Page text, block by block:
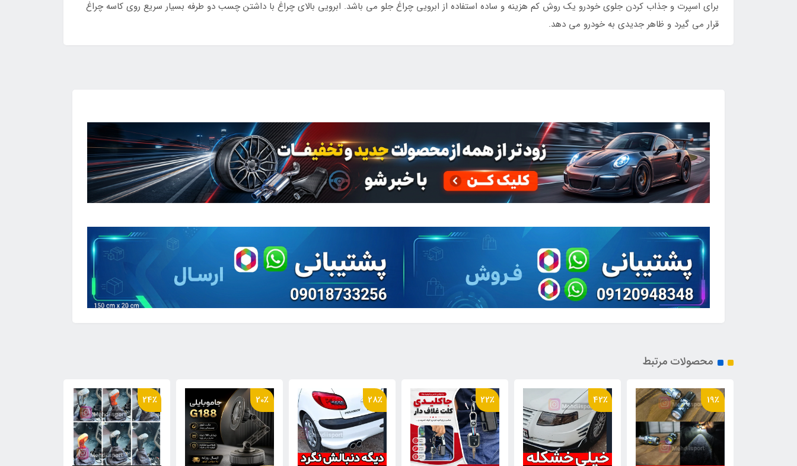
برای اسپرت و جذاب کردن جلوی خودرو یک روش کم هزینه و ساده استفاده از ابرویی چراغ جلو می باشد. ابرویی بالای چراغ با داشتن چسب دو طرفه بسیار سریع روی کاسه چراغ
قرار می گیرد و ظاهر جدیدی به خودرو می دهد.
محصولات مرتبط
42٪ 22٪ 28٪ 20٪ 24٪ 31٪